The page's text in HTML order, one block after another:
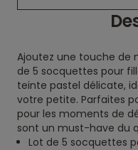
Ajoutez une touche de
de 5 socquettes pour
teinte pastel délicate,
votre petite. Parfaites
pour les moments de
sont un must-have du
Lot de 5 socquettes